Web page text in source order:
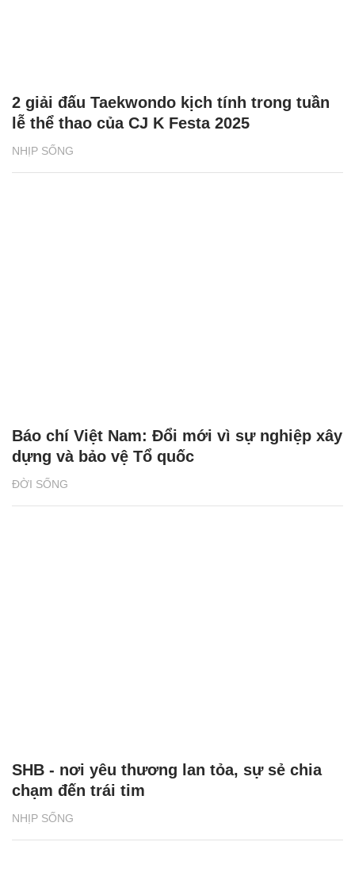
NHỊP SỐNG
2 giải đấu Taekwondo kịch tính trong tuần
lễ thể thao của CJ K Festa 2025
ĐỜI SỐNG
Báo chí Việt Nam: Đổi mới vì sự nghiệp xây
dựng và bảo vệ Tổ quốc
NHỊP SỐNG
SHB - nơi yêu thương lan tỏa, sự sẻ chia
chạm đến trái tim